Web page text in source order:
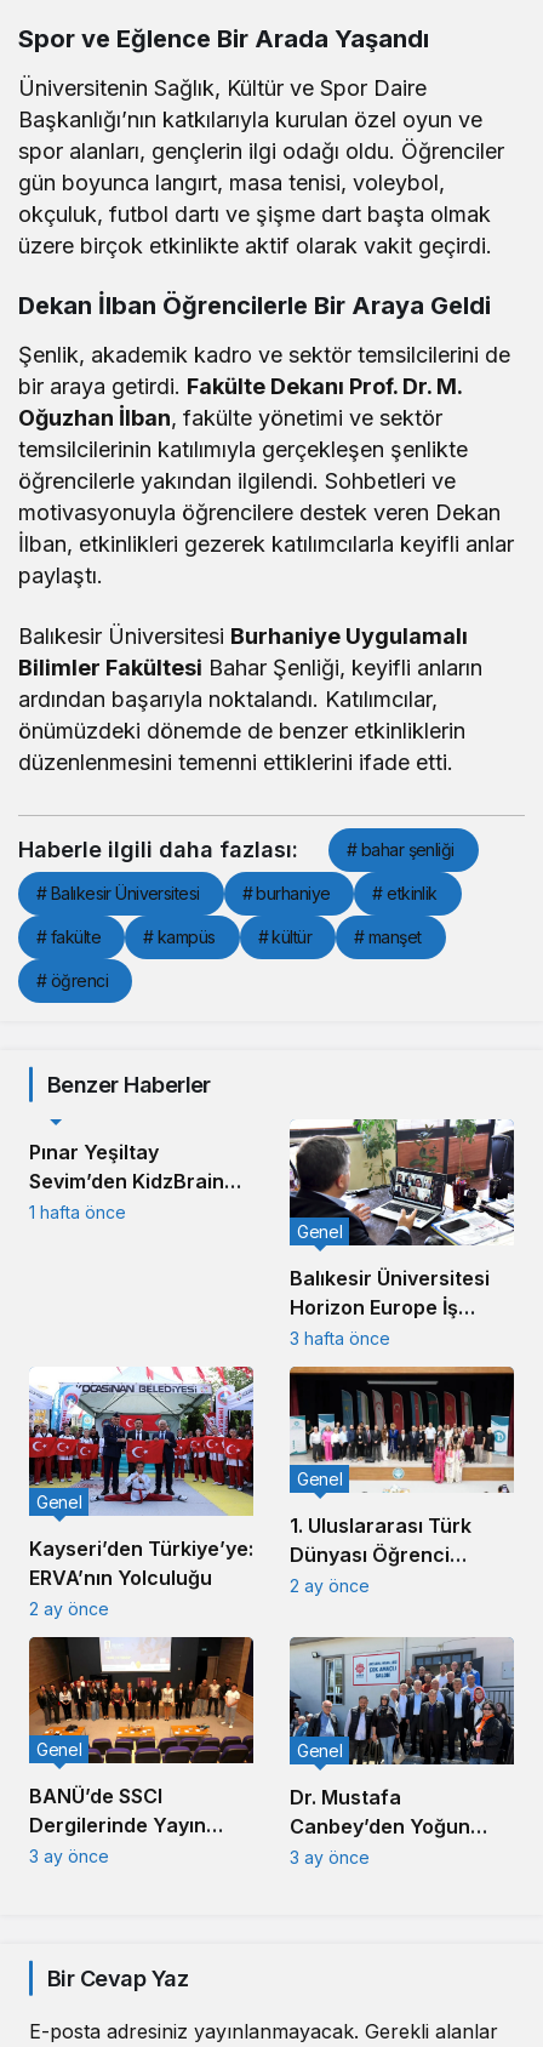
Spor ve Eğlence Bir Arada Yaşandı
Üniversitenin Sağlık, Kültür ve Spor Daire
Başkanlığı’nın katkılarıyla kurulan özel oyun ve
spor alanları, gençlerin ilgi odağı oldu. Öğrenciler
gün boyunca langırt, masa tenisi, voleybol,
okçuluk, futbol dartı ve şişme dart başta olmak
üzere birçok etkinlikte aktif olarak vakit geçirdi.
Dekan İlban Öğrencilerle Bir Araya Geldi
Şenlik, akademik kadro ve sektör temsilcilerini de
bir araya getirdi. Fakülte Dekanı Prof. Dr. M.
Oğuzhan İlban, fakülte yönetimi ve sektör
temsilcilerinin katılımıyla gerçekleşen şenlikte
öğrencilerle yakından ilgilendi. Sohbetleri ve
motivasyonuyla öğrencilere destek veren Dekan
İlban, etkinlikleri gezerek katılımcılarla keyifli anlar
paylaştı.
Balıkesir Üniversitesi Burhaniye Uygulamalı
Bilimler Fakültesi Bahar Şenliği, keyifli anların
ardından başarıyla noktalandı. Katılımcılar,
önümüzdeki dönemde de benzer etkinliklerin
düzenlenmesini temenni ettiklerini ifade etti.
Haberle ilgili daha fazlası: # bahar şenliği
# Balıkesir Üniversitesi # burhaniye # etkinlik
# fakülte # kampüs # kültür # manşet
# öğrenci
Benzer Haberler
Pınar Yeşiltay
Sevim’den KidzBrain
Vizyonu
1 hafta önce
Balıkesir Üniversitesi
Horizon Europe İş
Birliğiyle Küresel
Sahneye Çıkıyor
Genel
3 hafta önce
Kayseri’den Türkiye’ye:
ERVA’nın Yolculuğu
Genel
2 ay önce
1. Uluslararası Türk
Dünyası Öğrenci
Sempozyumu
Genel
2 ay önce
BANÜ’de SSCI
Dergilerinde Yayın
Süreci Konferansı
Genel
3 ay önce
Dr. Mustafa
Canbey’den Yoğun
Saha Mesaisi: 1 Günde
Genel
3 ay önce
Bir Cevap Yaz
E-posta adresiniz yayınlanmayacak. Gerekli alanlar